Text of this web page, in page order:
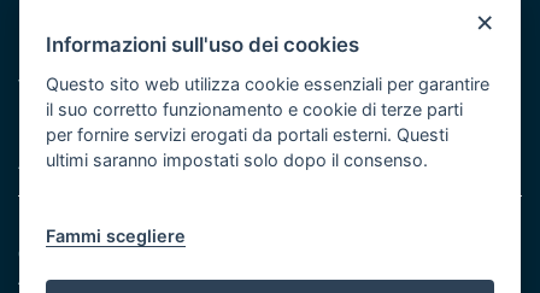
Protezione civile
Vai al sito di Protezione Civile Puglia
Iniziativa finanziata con risorse del POR Puglia 2014/2020 -
Asse XI
Note legali
Cookie e privacy
Amministrazione trasparente
×
Informazioni sull'uso dei cookies
Questo sito web utilizza cookie essenziali per garantire
il suo corretto funzionamento e cookie di terze parti
per fornire servizi erogati da portali esterni. Questi
ultimi saranno impostati solo dopo il consenso.
Fammi scegliere